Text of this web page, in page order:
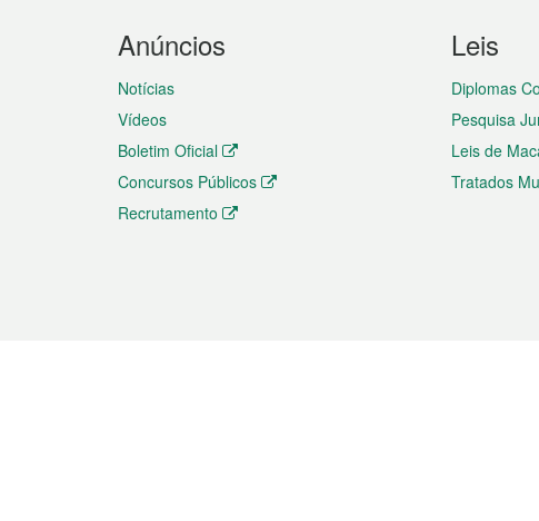
Anúncios
Notícias
Vídeos
Boletim Oficial
Concursos Públicos
Recrutamento
Leis
Diplomas
Pesquisa
Leis de
Tratados